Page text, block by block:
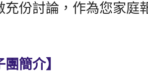
充份討論，作為您家庭
團簡介】